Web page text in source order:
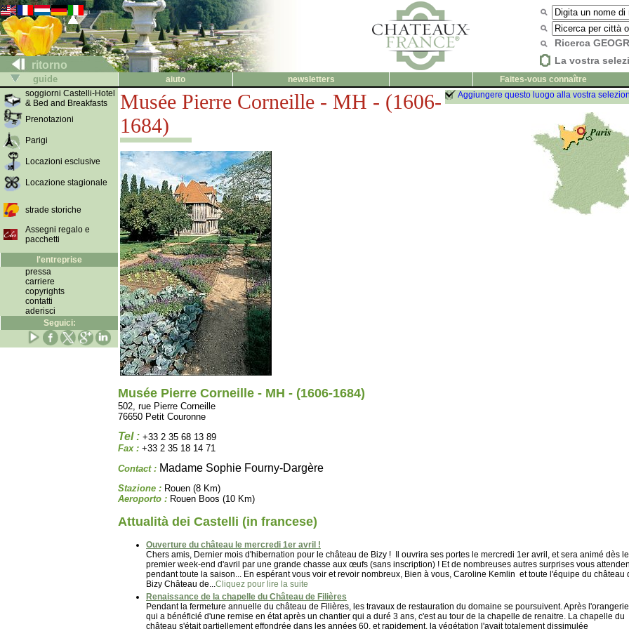
ritorno
Ricerca
La vostra
guide aiuto newsletters Faites-vous connaître
soggiorni Castelli-Hotel
& Bed and Breakfasts
Prenotazioni
Parigi
Locazioni esclusive
Locazione stagionale
strade storiche
Assegni regalo e
pacchetti
l'entreprise
pressa
carriere
copyrights
contatti
aderisci
Seguici:
Musée Pierre Corneille - MH - (1606-
1684)
Aggiungere questo luogo alla vostra
Musée Pierre Corneille - MH - (1606-1684)
502, rue Pierre Corneille
76650 Petit Couronne
Tel : +33 2 35 68 13 89
Fax : +33 2 35 18 14 71
Contact : Madame Sophie Fourny-Dargère
Stazione : Rouen (8 Km)
Aeroporto : Rouen Boos (10 Km)
Attualità dei Castelli (in francese)
Ouverture du château le mercredi 1er avril !
Chers amis, Dernier mois d'hibernation pour le château de Bizy ! Il ouvrira ses portes le mercredi 1er avril, et sera animé dès le
premier week-end d'avril par une grande chasse aux œufs (sans inscription) ! Et de nombreuses autres surprises vous
pendant toute la saison... En espérant vous voir et revoir nombreux, Bien à vous, Caroline Kemlin et toute l'équipe du château
Bizy Château de...Cliquez pour lire la suite
Renaissance de la chapelle du Château de Filières
Pendant la fermeture annuelle du château de Filières, les travaux de restauration du domaine se poursuivent. Après l'orangerie
qui a bénéficié d'une remise en état après un chantier qui a duré 3 ans, c'est au tour de la chapelle de renaitre. La chapelle du
château s'était partiellement effondrée dans les années 60, et rapidement, la végétation l'avait totalement dissimulée